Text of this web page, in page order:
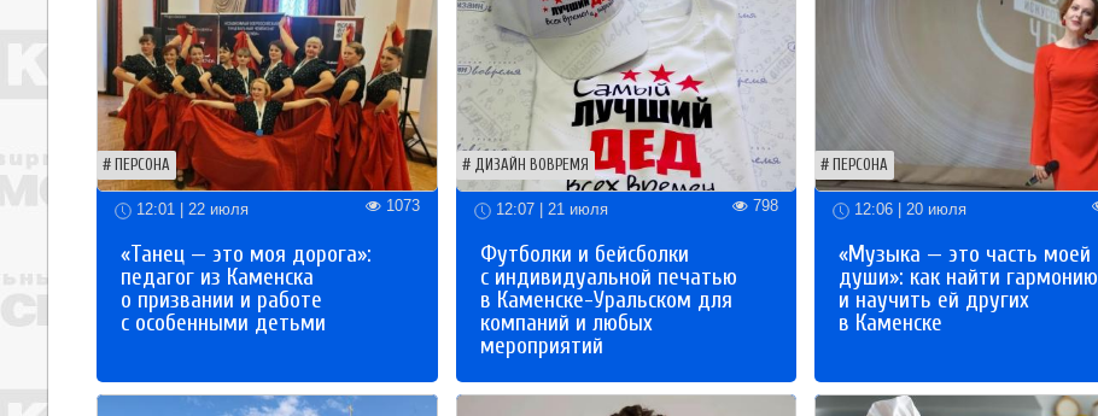
ПЕРСОНА
12:01 | 22 июля 1073
«Танец — это моя дорога»:
педагог из Каменска
о призвании и работе
с особенными детьми
ДИЗАЙН ВОВРЕМЯ
12:07 | 21 июля 798
Футболки и бейсболки
с индивидуальной печатью
в Каменске-Уральском для
компаний и любых
мероприятий
ПЕРСОНА
12:06 | 20 июля
«Музыка — это часть моей
души»: как найти гармонию
и научить ей других
в Каменске